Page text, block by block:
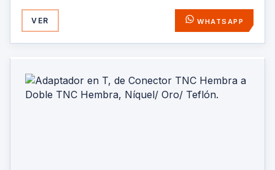
VER WHATSAPP